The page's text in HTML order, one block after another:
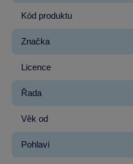
Kód produktu
Značka
Licence
Řada
Věk od
Pohlaví